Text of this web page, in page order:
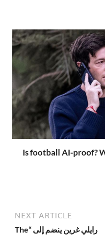
Is football AI-proof?
NEXT ARTICLE
رايلي غرين ينضم إلى “The